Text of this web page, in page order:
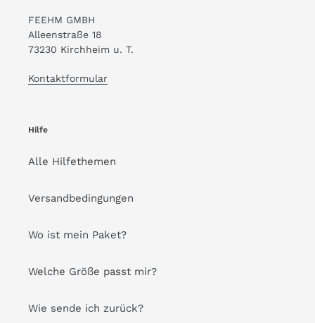
FEEHM GMBH
Alleenstraße 18
73230 Kirchheim u. T.
Kontaktformular
Hilfe
Alle Hilfethemen
Versandbedingungen
Wo ist mein Paket?
Welche Größe passt mir?
Wie sende ich zurück?